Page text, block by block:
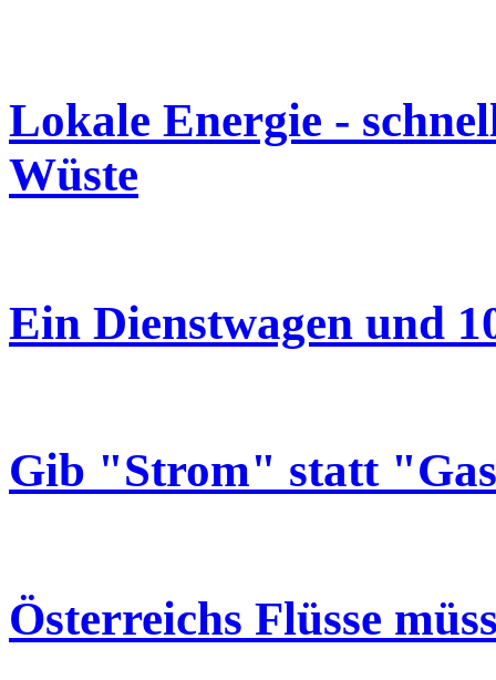
Lokale Energie -
Wüste
Ein Dienstwagen und
Gib "Strom" statt
Österreichs Flüsse